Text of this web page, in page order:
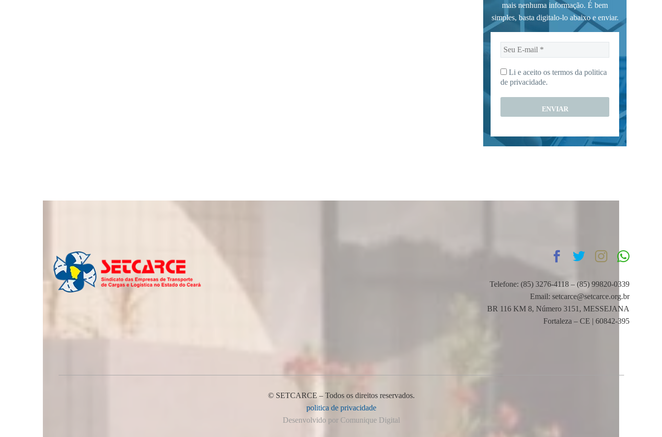
mais nenhuma informação. É bem
simples, basta digitalo-lo abaixo e enviar.
Seu
E-
* Li e aceito os termos da politica
de privacidade.
Telefone: (85) 3276-4118 – (85) 99820-0339
Email: setcarce@setcarce.org.br
BR 116 KM 8, Número 3151, MESSEJANA
Fortaleza – CE | 60842-395
© SETCARCE – Todos os direitos reservados.
politica de privacidade
Desenvolvido por Comunique Digital